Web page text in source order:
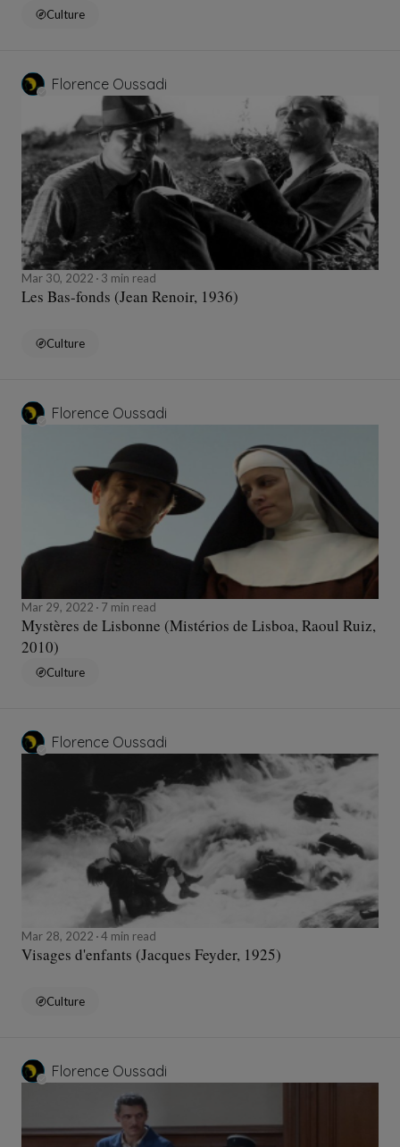
Culture
Florence Oussadi
Mar 30, 2022 3 min read
Les Bas-fonds (Jean Renoir, 1936)
Culture
Florence Oussadi
Mar 29, 2022 7 min read
Mystères de Lisbonne (Mistérios de Lisboa, Raoul Ruiz,
2010)
Culture
Florence Oussadi
Mar 28, 2022 4 min read
Visages d'enfants (Jacques Feyder, 1925)
Culture
Florence Oussadi